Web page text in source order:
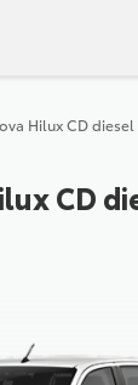
Hilux CD
CD